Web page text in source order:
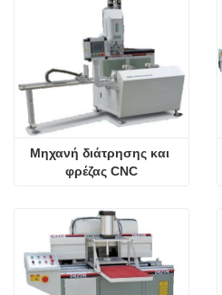
Μηχανή διάτρησης και
φρέζας CNC